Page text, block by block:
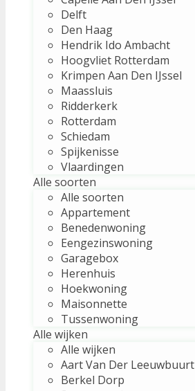
Delft
Den Haag
Hendrik Ido Ambacht
Hoogvliet Rotterdam
Krimpen Aan Den IJssel
Maassluis
Ridderkerk
Rotterdam
Schiedam
Spijkenisse
Vlaardingen
Alle soorten
Alle soorten
Appartement
Benedenwoning
Eengezinswoning
Garagebox
Herenhuis
Hoekwoning
Maisonnette
Tussenwoning
Alle wijken
Alle wijken
Aart Van Der Leeuwbuurt
Berkel Dorp